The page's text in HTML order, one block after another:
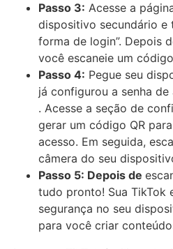
Passo 3: Acesse a
dispositivo secundário e
forma de login”. Depois
você escaneie um
Passo 4: Pegue seu
já configurou a senha
. Acesse a seção de
gerar um código QR
acesso. Em seguida,
câmera do seu
Passo 5: Depois de
tudo pronto! Sua TikTok
segurança no seu
para você criar